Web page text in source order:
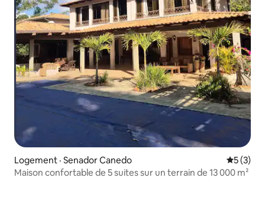
Logement · Senador Canedo Note
5 (3)
Maison confortable de 5 suites sur un terrain de 13 000 m²